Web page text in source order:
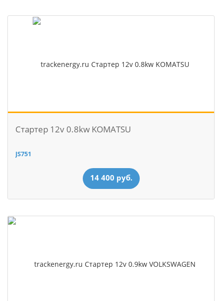
Стартер 12v 0.8kw KOMATSU
JS751
14 400 руб.